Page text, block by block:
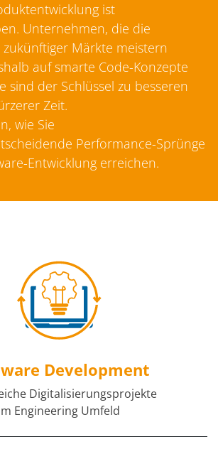
ist
Unternehmen, die die
Märkte meistern
auf smarte Code-Konzepte
sind der Schlüssel zu besseren
Zeit.
wie Sie
Performance-Sprünge
Entwicklung erreichen.
Development
Digitalisierungsprojekte
Engineering Umfeld